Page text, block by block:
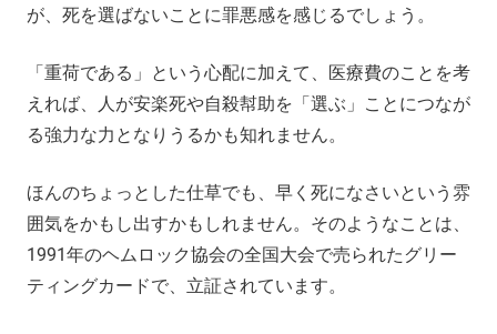
が、死を選ばないことに罪悪感を感じるでしょう。
「重荷である」という心配に加えて、医療費のことを考
えれば、人が安楽死や自殺幇助を「選ぶ」ことにつなが
る強力な力となりうるかも知れません。
ほんのちょっとした仕草でも、早く死になさいという雰
囲気をかもし出すかもしれません。そのようなことは、
1991年のヘムロック協会の全国大会で売られたグリー
ティングカードで、立証されています。